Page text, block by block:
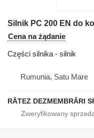
Silnik PC 200 EN do
Cena na żądanie
Części silnika - silnik
Rumunia, Satu Mare
RĂTEZ DEZMEMBRĂRI